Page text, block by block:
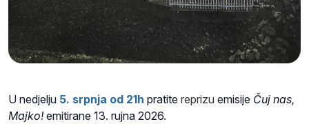
U nedjelju 5. srpnja od 21h pratite reprizu emisije Čuj nas,
Majko!emitirane 13. rujna 2026.